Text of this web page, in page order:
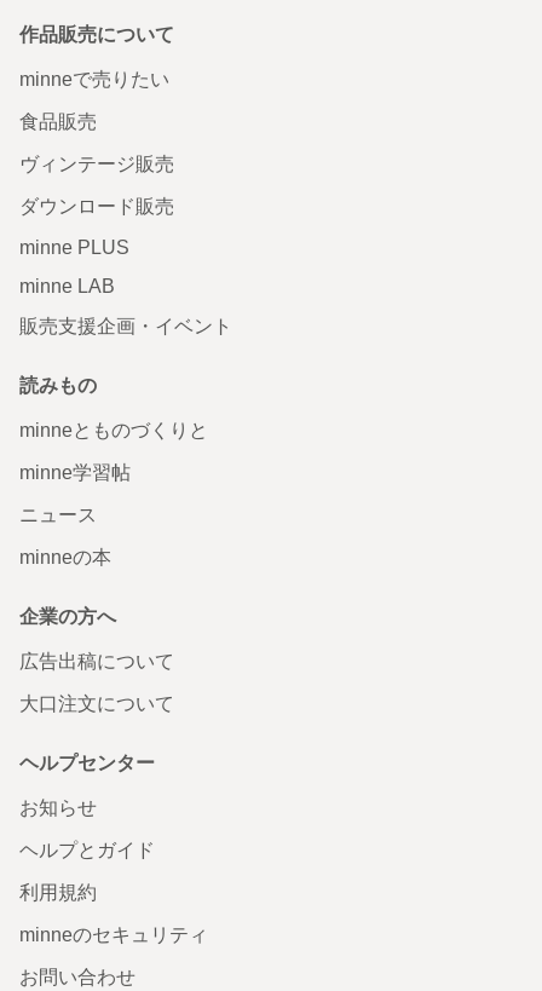
作品販売について
minneで売りたい
食品販売
ヴィンテージ販売
ダウンロード販売
minne PLUS
minne LAB
販売支援企画・イベント
読みもの
minneとものづくりと
minne学習帖
ニュース
minneの本
企業の方へ
広告出稿について
大口注文について
ヘルプセンター
お知らせ
ヘルプとガイド
利用規約
minneのセキュリティ
お問い合わせ